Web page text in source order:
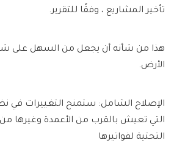
تأخير المشاريع ، وفقًا للتقرير.
هذا من شأنه أن يجعل من السهل على
الأرض.
الإصلاح الشامل: ستمنح التغييرات في
التي تعيش بالقرب من الأعمدة وغيرها
التحتية لفواتيرها